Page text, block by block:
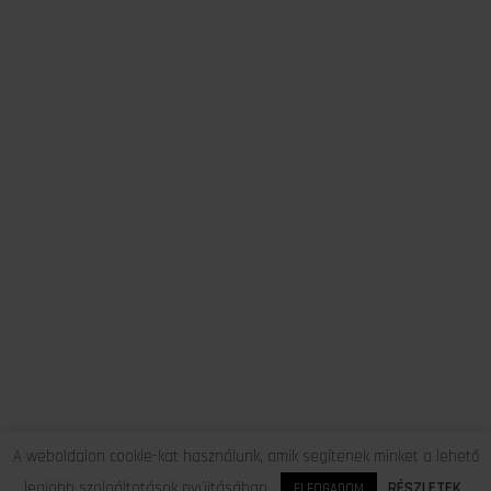
A weboldalon cookie-kat használunk, amik segítenek minket a lehető